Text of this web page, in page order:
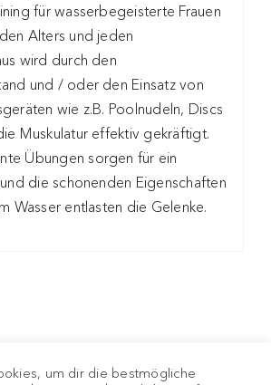
für wasserbegeisterte Frauen
Alters und jeden
wird durch den
und / oder den Einsatz von
wie z.B. Poolnudeln, Discs
Muskulatur effektiv gekräftigt.
Übungen sorgen für ein
die schonenden Eigenschaften
Wasser entlasten die Gelenke.
der ATX-Training GmbH |Impressum
um dir die bestmögliche